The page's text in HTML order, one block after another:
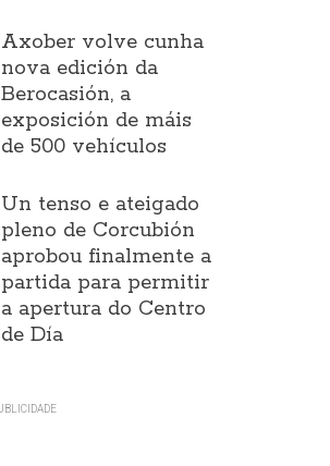
Axober volve cunha
nova edición da
Berocasión, a
exposición de máis
de 500 vehículos
Un tenso e ateigado
pleno de Corcubión
aprobou finalmente a
partida para permitir
a apertura do Centro
de Día